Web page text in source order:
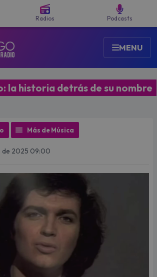
Radios Podcasts
MENU
la historia detrás de su nombre
Más de Música
de 2025 09:00